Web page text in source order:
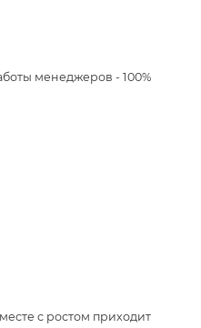
менеджеров - 100%
с ростом приходит